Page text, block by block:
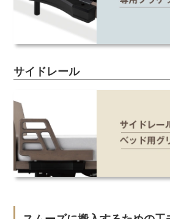
サイドレール